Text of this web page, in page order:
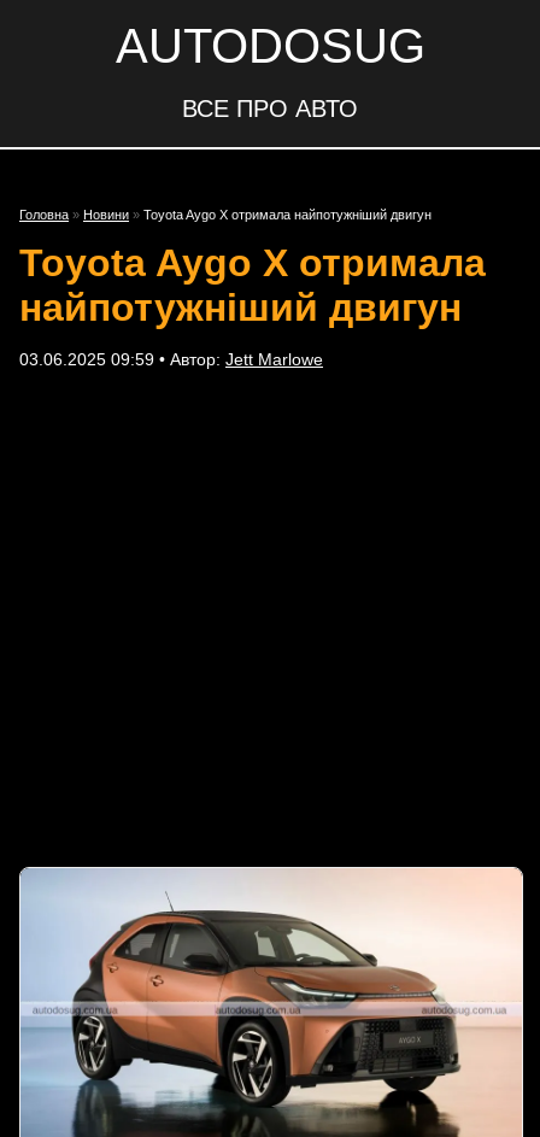
AUTODOSUG
ВСЕ ПРО АВТО
Головна » Новини » Toyota Aygo X отримала найпотужніший двигун
Toyota Aygo X отримала
найпотужніший двигун
03.06.2025 09:59 • Автор: Jett Marlowe